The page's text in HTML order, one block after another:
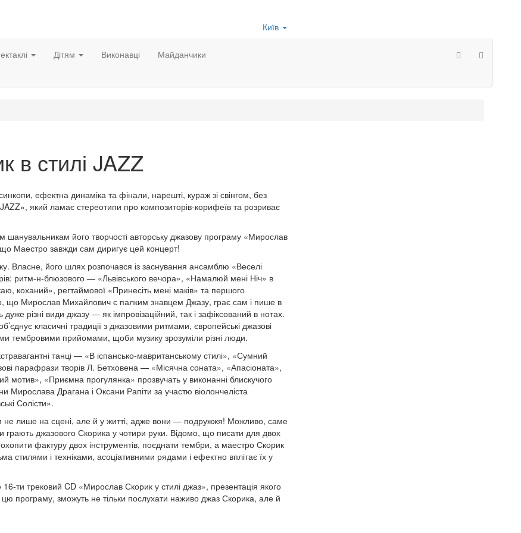
Київ
Дітям Виконавці Майданчики
в стилі JAZZ
ефектна динаміка та фінали, нарешті, кураж зі свінгом, без
який ламає стереотипи про композиторів-корифеїв та розриває
шанувальникам його творчості авторську джазову програму «Мирослав
що Маестро завжди сам диригує цей концерт!
Власне, його шлях розпочався із заснування ансамблю «Веселі
ритм-н-блюзового — «Львівського вечора», «Намалюй мені Ніч» в
коханий», регтаймової «Принесіть мені маків» та першого
що Мирослав Михайлович є палким знавцем Джазу, грає сам і пише в
різні види джазу — як імпровізаційний, так і зафіксований в нотах.
класичні традиції з джазовими ритмами, європейські джазові
тембровими прийомами, щоби музику зрозуміли різні люди.
танці — «В іспансько-мавританському стилі», «Сумний
парафрази творів Л. Бетховена — «Місячна соната», «Апасіоната»,
мотив», «Приємна прогулянка» прозвучать у виконанні блискучого
Мирослава Драгана і Оксани Рапіти за участю віолончеліста
Солісти».
не лише на сцені, але й у житті, адже вони — подружжя! Можливо, саме
грають джазового Скорика у чотири руки. Відомо, що писати для двох
фактуру двох інструментів, поєднати тембри, а маестро Скорик
стилями і техніками, асоціативними рядами і ефектно вплітає їх у
трековий CD «Мирослав Скорик у стилі джаз», презентація якого
програму, зможуть не тільки послухати наживо джаз Скорика, але й